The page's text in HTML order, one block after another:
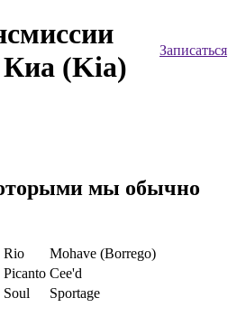
Киа (Kia)
Записаться
мы обычно
Rio
Mohave (Borrego)
Picanto Cee'd
Soul
Sportage